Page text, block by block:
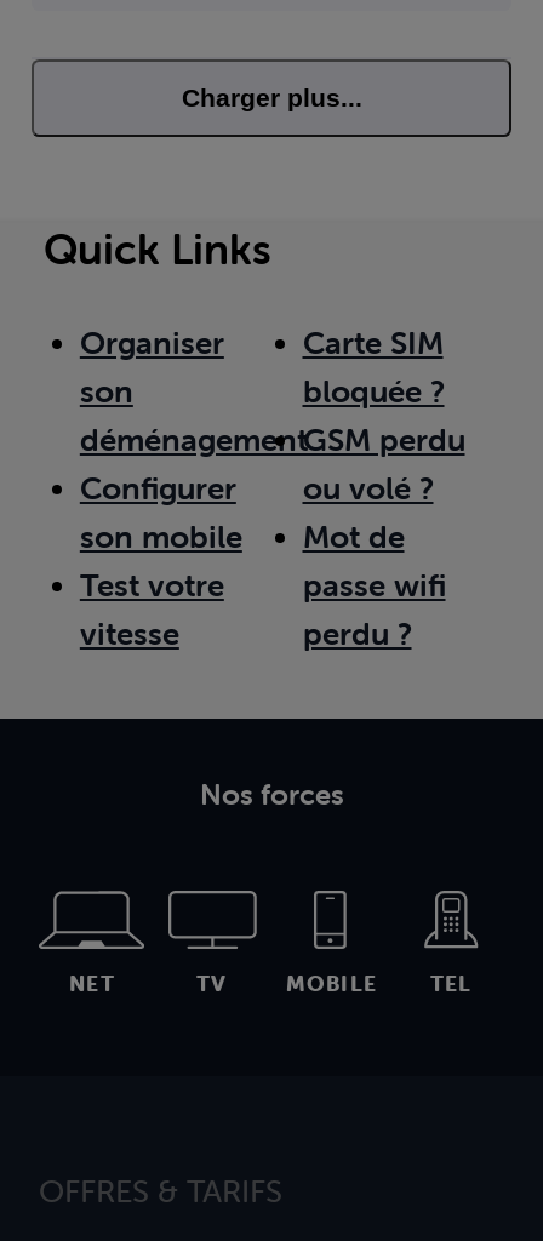
Charger plus...
Quick Links
Organiser
son
déménagement
Configurer
son mobile
Test votre
vitesse
Carte SIM
bloquée ?
GSM perdu
ou volé ?
Mot de
passe wifi
perdu ?
Nos forces
NET TV MOBILE TEL
OFFRES & TARIFS